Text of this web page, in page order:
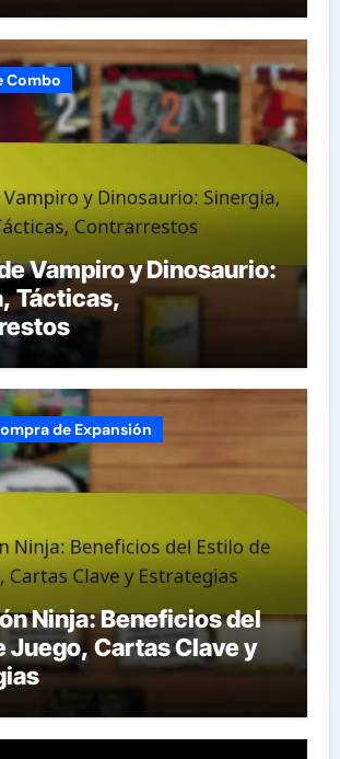
Combo
Vampiro y Dinosaurio:
Tácticas,
de Expansión
Ninja: Beneficios del
Juego, Cartas Clave y